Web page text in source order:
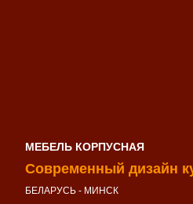
МЕБЕЛЬ КОРПУСНАЯ
Современный дизайн
БЕЛАРУСЬ - МИНСК